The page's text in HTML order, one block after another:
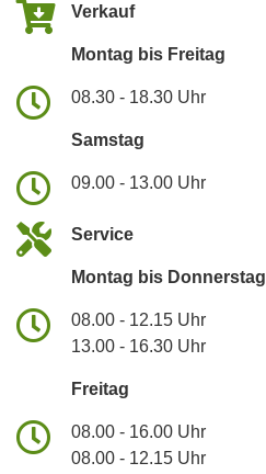
Verkauf
Montag bis Freitag
08.30 - 18.30 Uhr
Samstag
09.00 - 13.00 Uhr
Service
Montag bis Donnerstag
08.00 - 12.15 Uhr
13.00 - 16.30 Uhr
Freitag
08.00 - 16.00 Uhr
08.00 - 12.15 Uhr